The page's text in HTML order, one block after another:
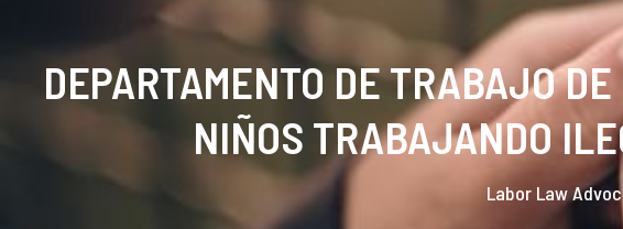
DEPARTAMENTO DE TRABAJO
NIÑOS TRABAJANDO
Labor Law